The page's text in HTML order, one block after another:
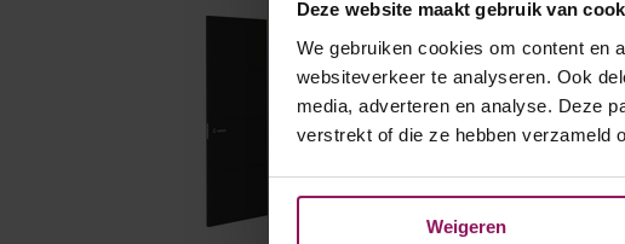
Deze website maakt gebruik van
We gebruiken cookies om content en
websiteverkeer te analyseren. Ook
media, adverteren en analyse. Deze
verstrekt of die ze hebben verzameld
Weigeren